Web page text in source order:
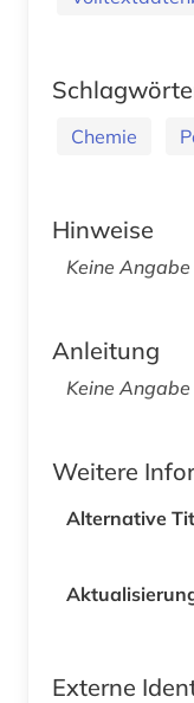
Chemie
Hinweise
Keine Angabe
Anleitung
Keine Angabe
Weitere
Alternative
Externe